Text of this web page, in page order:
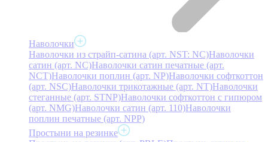
Наволочки
Наволочки из страйп-сатина (арт. NST: NC)Наволочки
сатин (арт. NC)Наволочки сатин печатные (арт.
NCT)Наволочки поплин (арт. NP)Наволочки софткоттон
(арт. NSC)Наволочки трикотажные (арт. NT)Наволочки
стеганные (арт. STNP)Наволочки софткоттон с гипюром
(арт. NMG)Наволочки сатин (арт. 110)Наволочки
поплин печатные (арт. NPP)
Простыни на резинке